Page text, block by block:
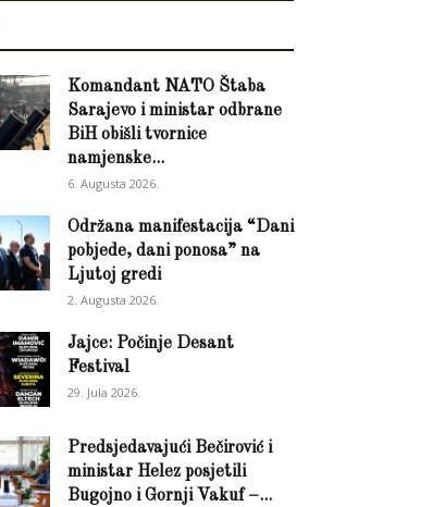
Komandant NATO Štaba
Sarajevo i ministar odbrane
BiH obišli tvornice
namjenske...
6. Augusta 2026.
Održana manifestacija “Dani
pobjede, dani ponosa” na
Ljutoj gredi
2. Augusta 2026.
Jajce: Počinje Desant
Festival
29. Jula 2026.
Predsjedavajući Bečirović i
ministar Helez posjetili
Bugojno i Gornji Vakuf –...